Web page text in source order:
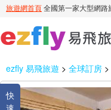
ezfly 易飛旅遊 > 全球訂房 >
快
速